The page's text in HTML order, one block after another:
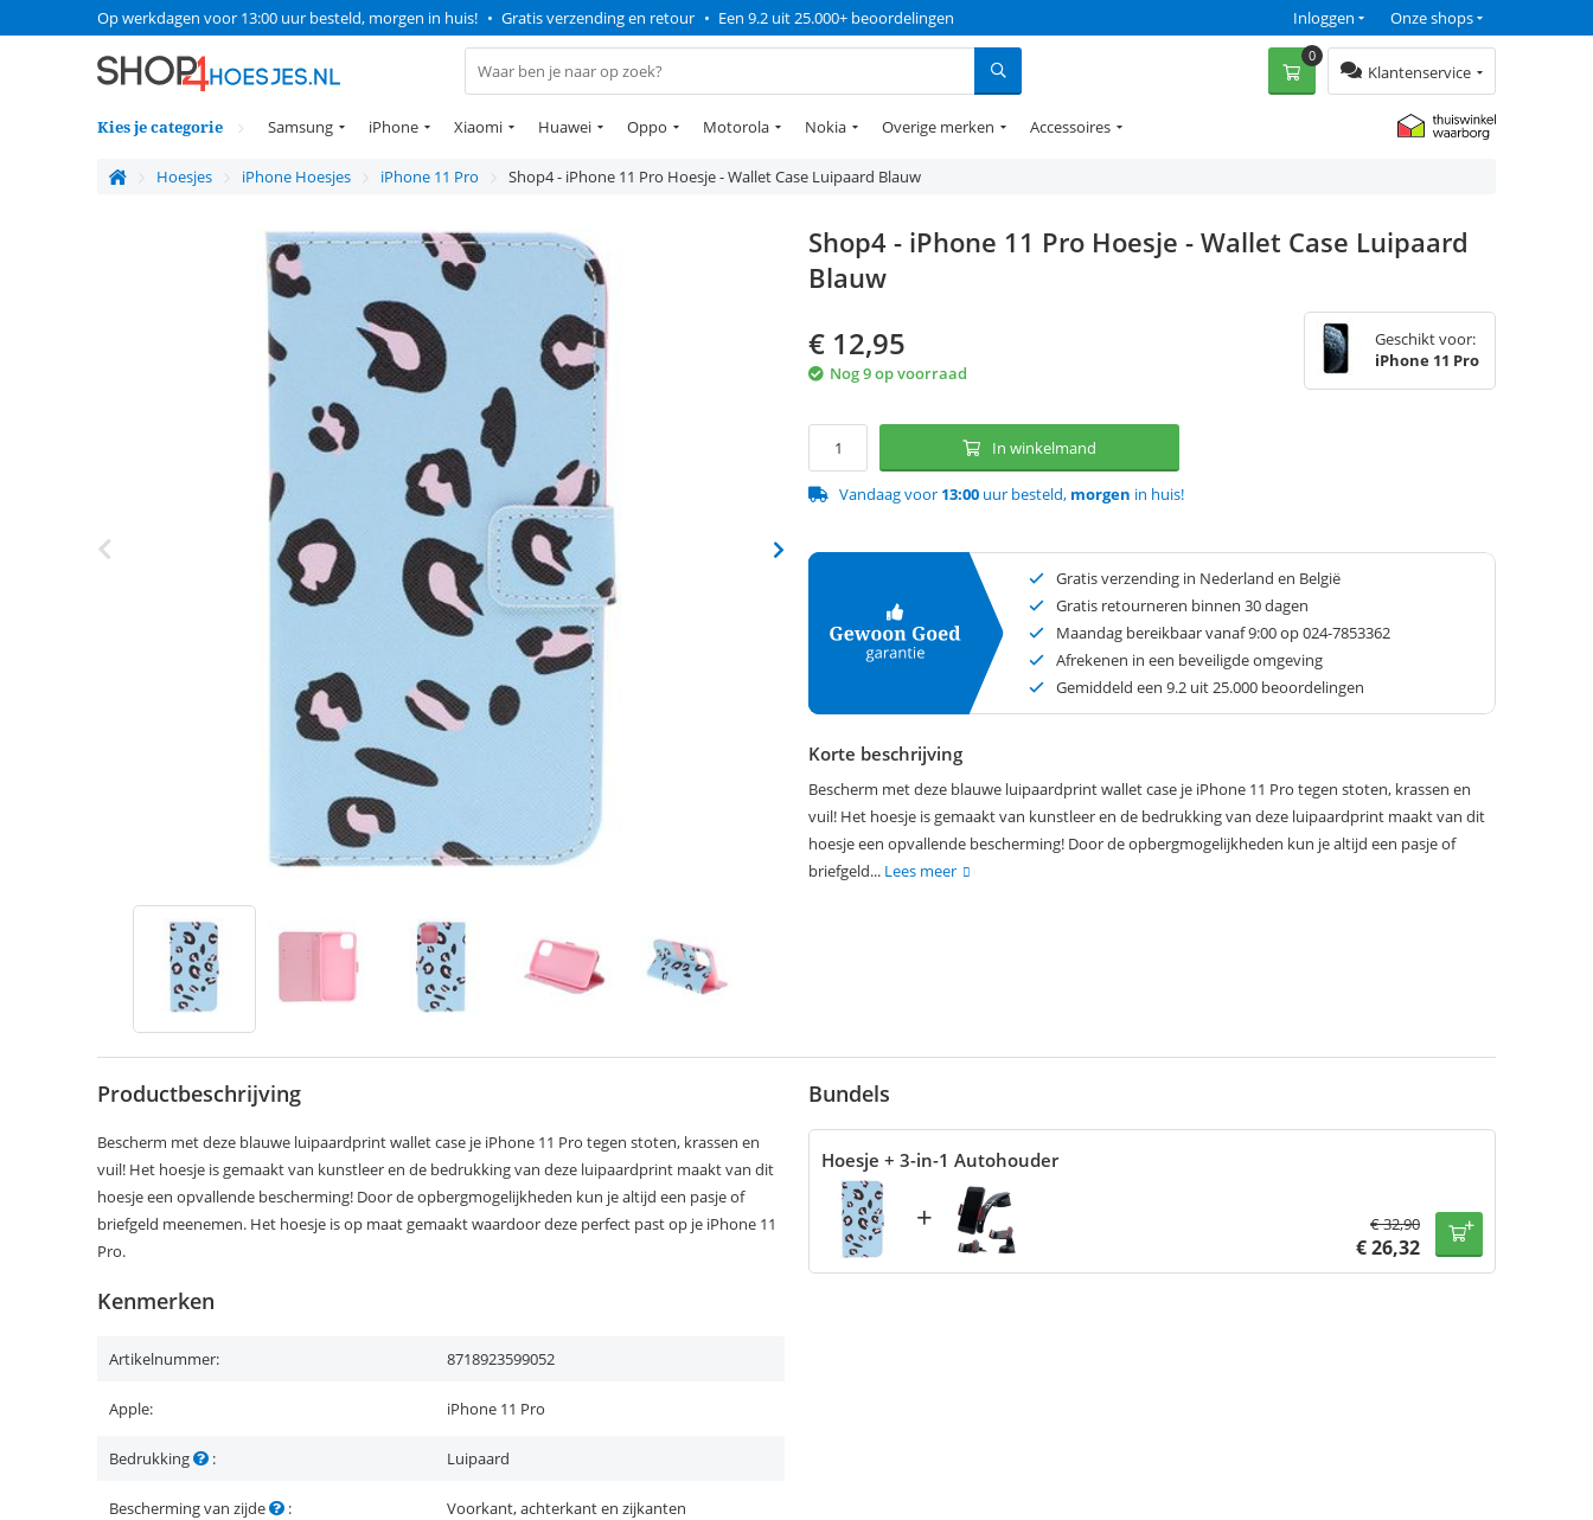
Op werkdagen voor 13:00 uur besteld, morgen in huis! • Gratis verzending en retour • Een 9.2 uit 25.000+ beoordelingen Onze shops
Inloggen
Klantenservice
0
Kies je categorie Samsung iPhone Xiaomi Huawei Oppo Motorola Nokia Overige merken Accessoires
Hoesjes iPhone Hoesjes iPhone 11 Pro Shop4 - iPhone 11 Pro Hoesje - Wallet Case Luipaard Blauw
Shop4 - iPhone 11 Pro Hoesje - Wallet Case Luipaard
Blauw
€ 12,95
Nog 9 op voorraad
Geschikt voor:
iPhone 11 Pro
In winkelmand
Vandaag voor 13:00 uur besteld, morgen in huis!
Gratis verzending in Nederland en België
Gratis retourneren binnen 30 dagen
Maandag bereikbaar vanaf 9:00 op 024-7853362
Afrekenen in een beveiligde omgeving
Gemiddeld een 9.2 uit 25.000 beoordelingen
Korte beschrijving
Bescherm met deze blauwe luipaardprint wallet case je iPhone 11 Pro tegen stoten, krassen en
vuil! Het hoesje is gemaakt van kunstleer en de bedrukking van deze luipaardprint maakt van dit
hoesje een opvallende bescherming! Door de opbergmogelijkheden kun je altijd een pasje of
briefgeld... Lees meer
Productbeschrijving
Bescherm met deze blauwe luipaardprint wallet case je iPhone 11 Pro tegen stoten, krassen en
vuil! Het hoesje is gemaakt van kunstleer en de bedrukking van deze luipaardprint maakt van dit
hoesje een opvallende bescherming! Door de opbergmogelijkheden kun je altijd een pasje of
briefgeld meenemen. Het hoesje is op maat gemaakt waardoor deze perfect past op je iPhone 11
Pro.
Kenmerken
Artikelnummer: 8718923599052
Apple: iPhone 11 Pro
Bedrukking : Luipaard
Bescherming van zijde : Voorkant, achterkant en zijkanten
Bundels
Hoesje + 3-in-1 Autohouder
+ €32,90
€26,32